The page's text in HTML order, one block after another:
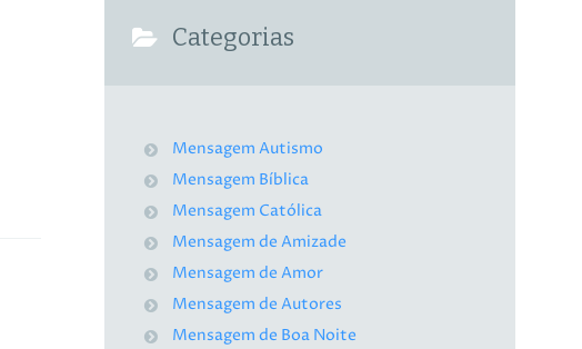
Categorias
Mensagem Autismo
Mensagem Bíblica
Mensagem Católica
Mensagem de Amizade
Mensagem de Amor
Mensagem de Autores
Mensagem de Boa Noite